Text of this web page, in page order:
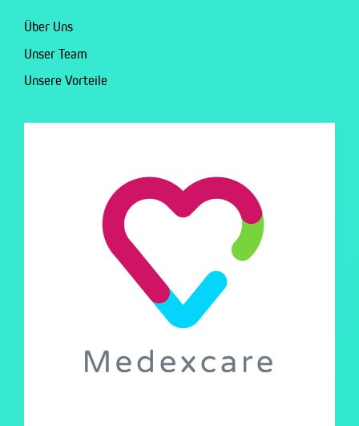
Über Uns
Unser Team
Unsere Vorteile